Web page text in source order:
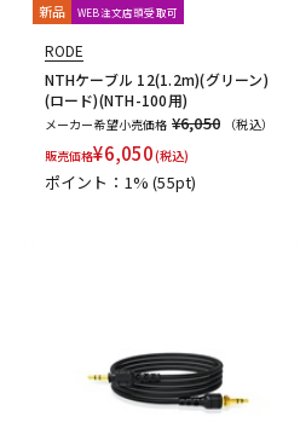
新品 WEB注文店頭受取可
RODE
NTHケーブル 12(1.2m)(グリーン)
(ロード)(NTH-100用)
メーカー希望小売価格 ¥6,050
（税込）
販売価格¥6,050(税込)
ポイント：1%(55pt)